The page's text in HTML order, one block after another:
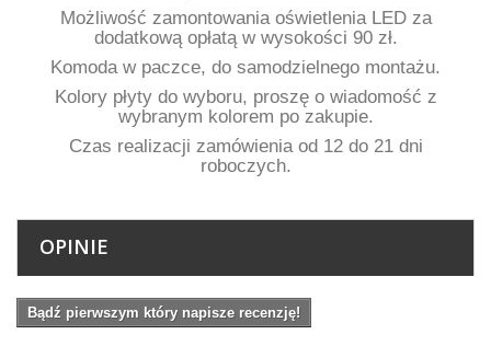
Możliwość zamontowania oświetlenia LED za
dodatkową opłatą w wysokości 90 zł.
Komoda w paczce, do samodzielnego montażu.
Kolory płyty do wyboru, proszę o wiadomość z
wybranym kolorem po zakupie.
Czas realizacji zamówienia od 12 do 21 dni
roboczych.
OPINIE
Bądź pierwszym który napisze recenzję!